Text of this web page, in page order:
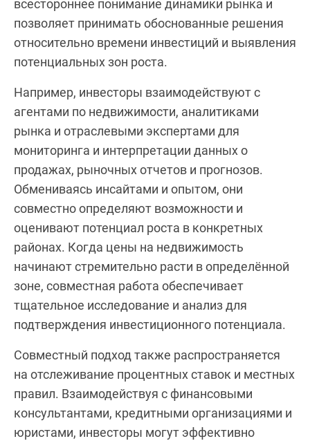
всестороннее понимание динамики рынка и
позволяет принимать обоснованные решения
относительно времени инвестиций и выявления
потенциальных зон роста.
Например, инвесторы взаимодействуют с
агентами по недвижимости, аналитиками
рынка и отраслевыми экспертами для
мониторинга и интерпретации данных о
продажах, рыночных отчетов и прогнозов.
Обмениваясь инсайтами и опытом, они
совместно определяют возможности и
оценивают потенциал роста в конкретных
районах. Когда цены на недвижимость
начинают стремительно расти в определённой
зоне, совместная работа обеспечивает
тщательное исследование и анализ для
подтверждения инвестиционного потенциала.
Совместный подход также распространяется
на отслеживание процентных ставок и местных
правил. Взаимодействуя с финансовыми
консультантами, кредитными организациями и
юристами, инвесторы могут эффективно